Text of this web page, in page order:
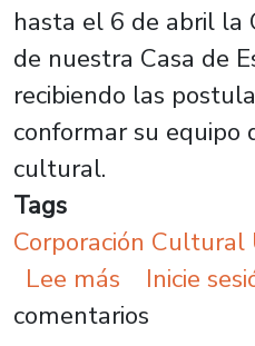
hasta el 6 de abril la
de nuestra Casa de
recibiendo las
conformar su equipo
cultural.
Tags
Corporación Cultural
Lee más sobre
Inicie
comentarios